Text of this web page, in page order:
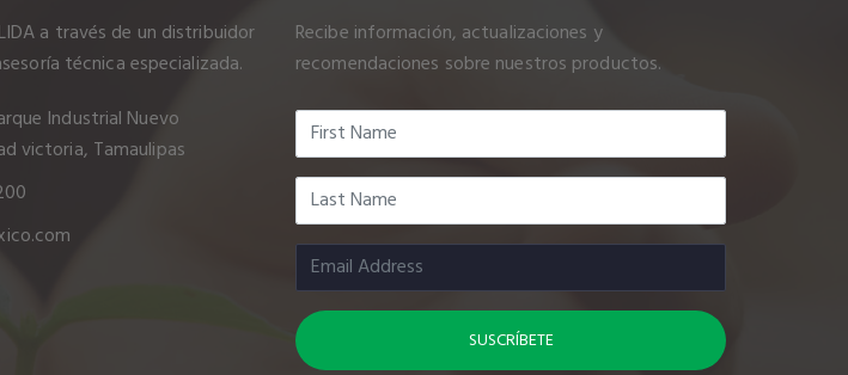
a través de un distribuidor
técnica especializada.
Industrial Nuevo
victoria, Tamaulipas
Recibe información, actualizaciones y
recomendaciones sobre nuestros productos.